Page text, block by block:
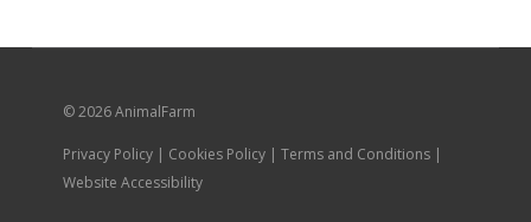
© 2026 AnimalFarm
Privacy Policy | Cookies Policy | Terms and Conditions |
Website Accessibility